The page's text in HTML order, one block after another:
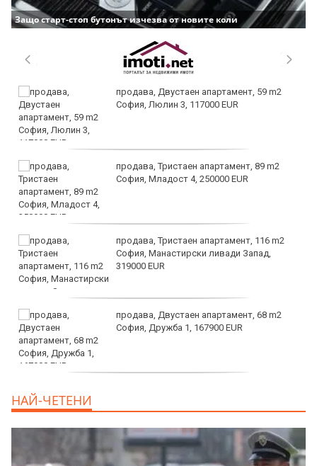
Защо старт-стоп бутонът изчезва от новите коли
продава, Двустаен апартамент, 59 m2
София, Люлин 3, 117000 EUR
продава, Тристаен апартамент, 89 m2
София, Младост 4, 250000 EUR
продава, Тристаен апартамент, 116 m2
София, Манастирски ливади Запад,
319000 EUR
продава, Двустаен апартамент, 68 m2
София, Дружба 1, 167900 EUR
НАЙ-ЧЕТЕНИ